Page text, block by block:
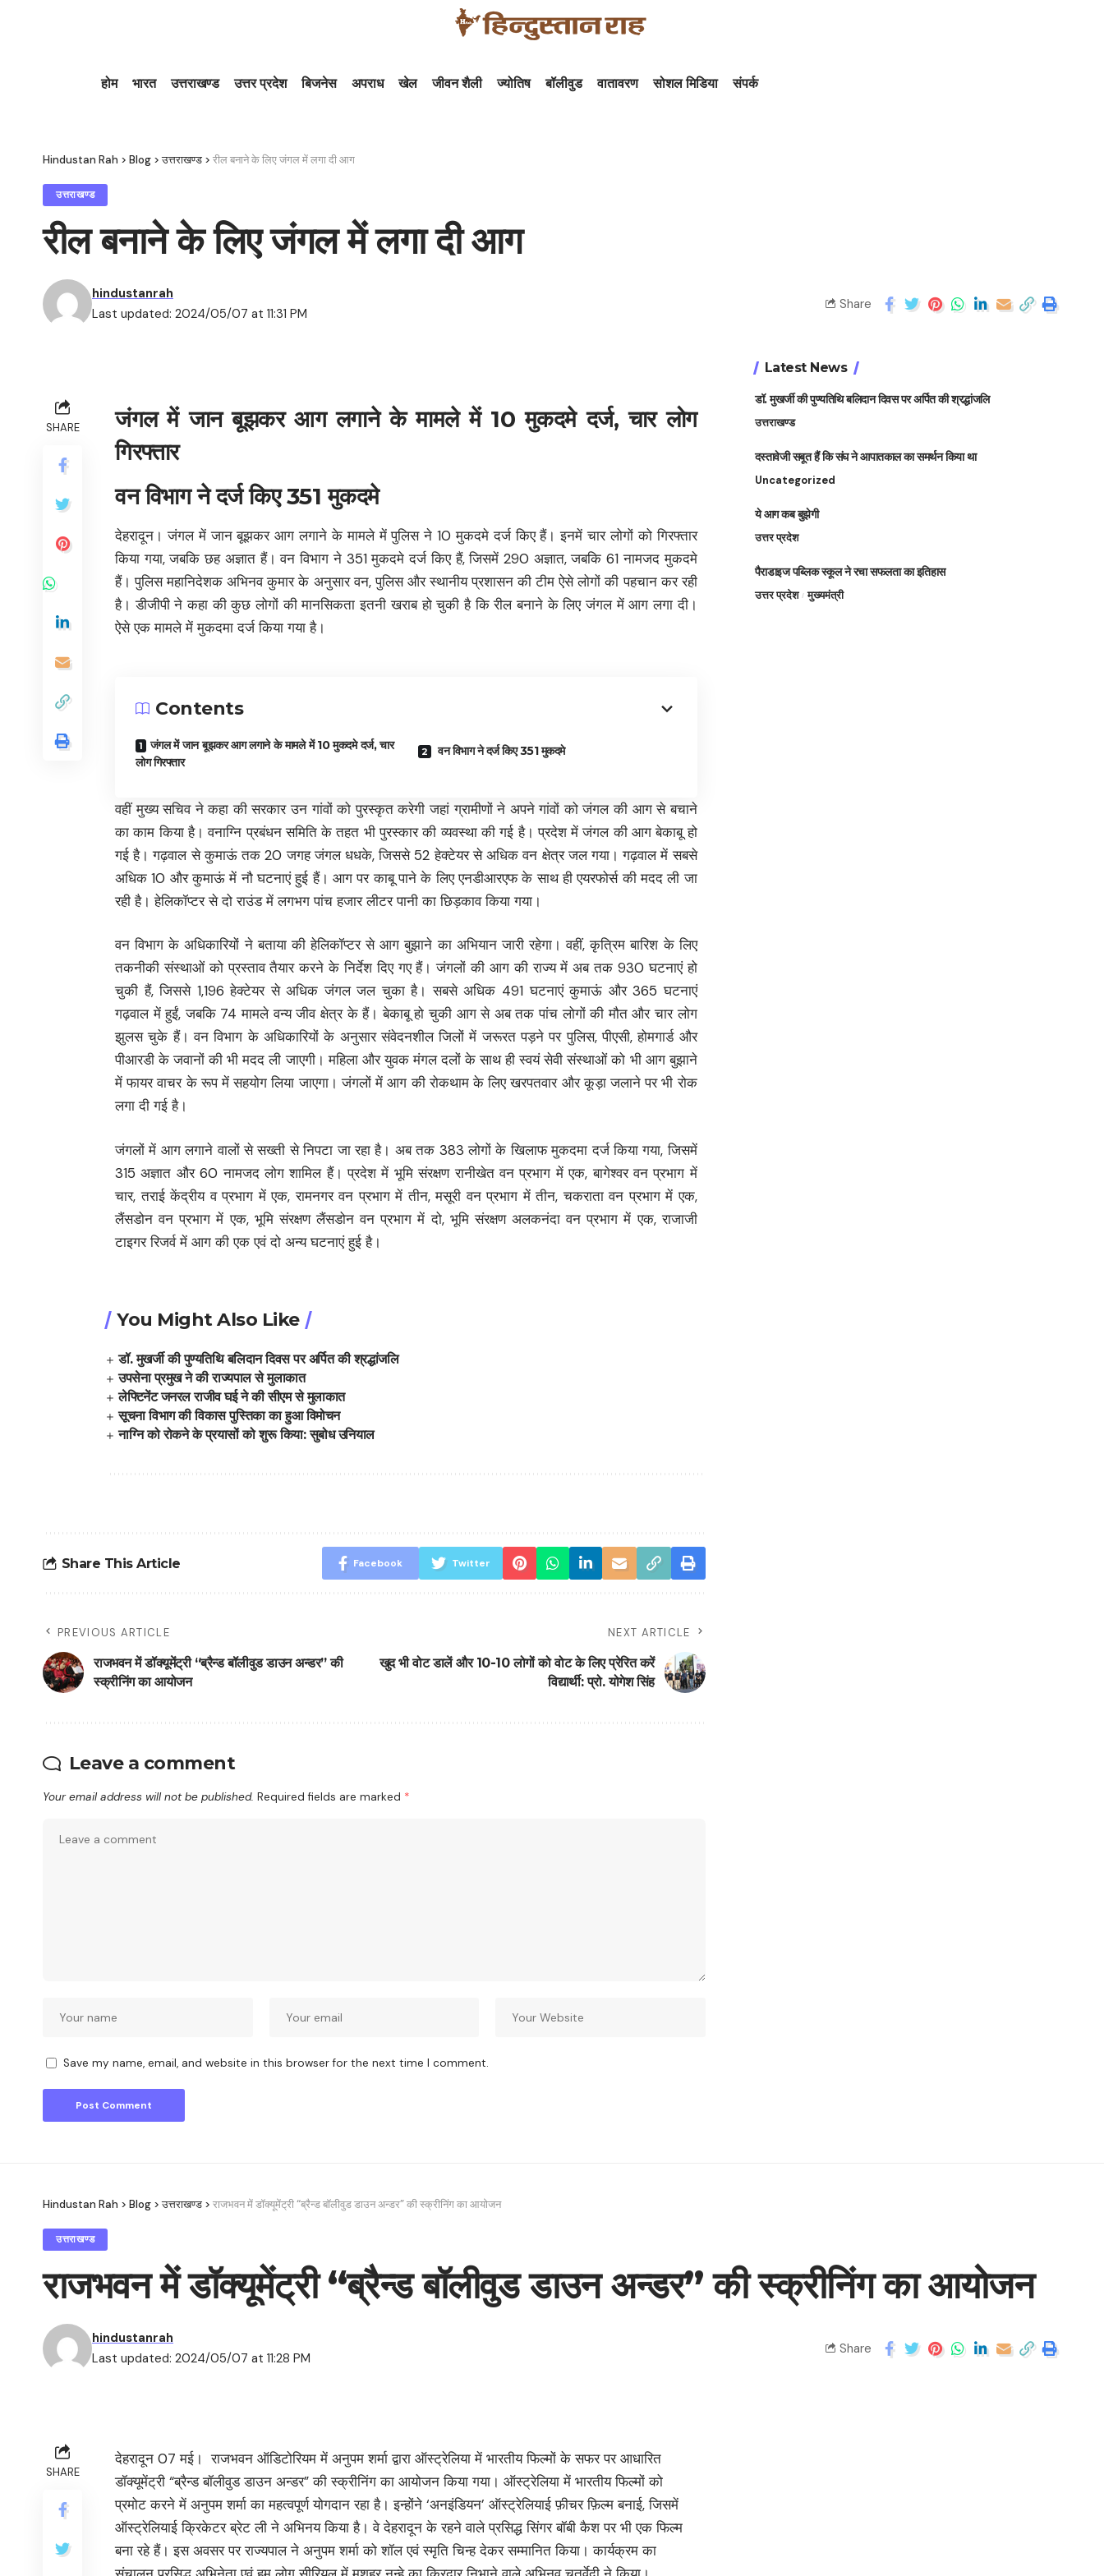
होम भारत उत्तराखण्ड उत्तर प्रदेश बिजनेस अपराध खेल जीवन शैली ज्योतिष बॉलीवुड वातावरण सोशल मिडिया संपर्क
Hindustan Rah > Blog >उत्तराखण्ड > रील बनाने के लिए जंगल में लगा दी आग
उत्तराखण्ड
रील बनाने के लिए जंगल में लगा दी आग
Last updated: 2024/05/07 at 11:31 PM
hindustanrah
Share
SHARE
जंगल में जान बूझकर आग लगाने के मामले में 10 मुकदमे दर्ज, चार लोग
गिरफ्तार
वन विभाग ने दर्ज किए 351 मुकदमे
देहरादून। जंगल में जान बूझकर आग लगाने के मामले में पुलिस ने 10 मुकदमे दर्ज किए हैं। इनमें चार लोगों को गिरफ्तार
किया गया, जबकि छह अज्ञात हैं। वन विभाग ने 351 मुकदमे दर्ज किए हैं, जिसमें 290 अज्ञात, जबकि 61 नामजद मुकदमे
हैं। पुलिस महानिदेशक अभिनव कुमार के अनुसार वन, पुलिस और स्थानीय प्रशासन की टीम ऐसे लोगों की पहचान कर रही
है। डीजीपी ने कहा की कुछ लोगों की मानसिकता इतनी खराब हो चुकी है कि रील बनाने के लिए जंगल में आग लगा दी।
ऐसे एक मामले में मुकदमा दर्ज किया गया है।
Contents
जंगल में जान बूझकर आग लगाने के मामले में 10 मुकदमे दर्ज, चार
लोग गिरफ्तार
वन विभाग ने दर्ज किए 351 मुकदमे
वहीं मुख्य सचिव ने कहा की सरकार उन गांवों को पुरस्कृत करेगी जहां ग्रामीणों ने अपने गांवों को जंगल की आग से बचाने
का काम किया है। वनाग्नि प्रबंधन समिति के तहत भी पुरस्कार की व्यवस्था की गई है। प्रदेश में जंगल की आग बेकाबू हो
गई है। गढ़वाल से कुमाऊं तक 20 जगह जंगल धधके, जिससे 52 हेक्टेयर से अधिक वन क्षेत्र जल गया। गढ़वाल में सबसे
अधिक 10 और कुमाऊं में नौ घटनाएं हुई हैं। आग पर काबू पाने के लिए एनडीआरएफ के साथ ही एयरफोर्स की मदद ली जा
रही है। हेलिकॉप्टर से दो राउंड में लगभग पांच हजार लीटर पानी का छिड़काव किया गया।
वन विभाग के अधिकारियों ने बताया की हेलिकॉप्टर से आग बुझाने का अभियान जारी रहेगा। वहीं, कृत्रिम बारिश के लिए
तकनीकी संस्थाओं को प्रस्ताव तैयार करने के निर्देश दिए गए हैं। जंगलों की आग की राज्य में अब तक 930 घटनाएं हो
चुकी हैं, जिससे 1,196 हेक्टेयर से अधिक जंगल जल चुका है। सबसे अधिक 491 घटनाएं कुमाऊं और 365 घटनाएं
गढ़वाल में हुईं, जबकि 74 मामले वन्य जीव क्षेत्र के हैं। बेकाबू हो चुकी आग से अब तक पांच लोगों की मौत और चार लोग
झुलस चुके हैं। वन विभाग के अधिकारियों के अनुसार संवेदनशील जिलों में जरूरत पड़ने पर पुलिस, पीएसी, होमगार्ड और
पीआरडी के जवानों की भी मदद ली जाएगी। महिला और युवक मंगल दलों के साथ ही स्वयं सेवी संस्थाओं को भी आग बुझाने
में फायर वाचर के रूप में सहयोग लिया जाएगा। जंगलों में आग की रोकथाम के लिए खरपतवार और कूड़ा जलाने पर भी रोक
लगा दी गई है।
जंगलों में आग लगाने वालों से सख्ती से निपटा जा रहा है। अब तक 383 लोगों के खिलाफ मुकदमा दर्ज किया गया, जिसमें
315 अज्ञात और 60 नामजद लोग शामिल हैं। प्रदेश में भूमि संरक्षण रानीखेत वन प्रभाग में एक, बागेश्वर वन प्रभाग में
चार, तराई केंद्रीय व प्रभाग में एक, रामनगर वन प्रभाग में तीन, मसूरी वन प्रभाग में तीन, चकराता वन प्रभाग में एक,
लैंसडोन वन प्रभाग में एक, भूमि संरक्षण लैंसडोन वन प्रभाग में दो, भूमि संरक्षण अलकनंदा वन प्रभाग में एक, राजाजी
टाइगर रिजर्व में आग की एक एवं दो अन्य घटनाएं हुई है।
You Might Also Like
डॉ. मुखर्जी की पुण्यतिथि बलिदान दिवस पर अर्पित की श्रद्धांजलि
उपसेना प्रमुख ने की राज्यपाल से मुलाकात
लेफ्टिनेंट जनरल राजीव घई ने की सीएम से मुलाकात
सूचना विभाग की विकास पुस्तिका का हुआ विमोचन
नाग्नि को रोकने के प्रयासों को शुरू किया: सुबोध उनियाल
Share This Article Facebook Twitter
PREVIOUS ARTICLE
राजभवन में डॉक्यूमेंट्री “ब्रैन्ड बॉलीवुड डाउन अन्डर” की
स्क्रीनिंग का आयोजन
NEXT ARTICLE
खुद भी वोट डालें और 10-10 लोगों को वोट के लिए प्रेरित करें
विद्यार्थी: प्रो. योगेश सिंह
Leave a comment
Your email address will not be published. Required fields are marked *
Save my name, email, and website in this browser for the next time I comment.
Latest News
डॉ. मुखर्जी की पुण्यतिथि बलिदान दिवस पर अर्पित की श्रद्धांजलि
उत्तराखण्ड
दस्तावेजी सबूत हैं कि संघ ने आपातकाल का समर्थन किया था
Uncategorized
ये आग कब बुझेगी
उत्तर प्रदेश
पैराडाइज पब्लिक स्कूल ने रचा सफलता का इतिहास
उत्तर प्रदेश मुख्यमंत्री
Hindustan Rah > Blog >उत्तराखण्ड > राजभवन में डॉक्यूमेंट्री “ब्रैन्ड बॉलीवुड डाउन अन्डर” की स्क्रीनिंग का आयोजन
उत्तराखण्ड
राजभवन में डॉक्यूमेंट्री “ब्रैन्ड बॉलीवुड डाउन अन्डर” की स्क्रीनिंग का आयोजन
Last updated: 2024/05/07 at 11:28 PM
hindustanrah
Share